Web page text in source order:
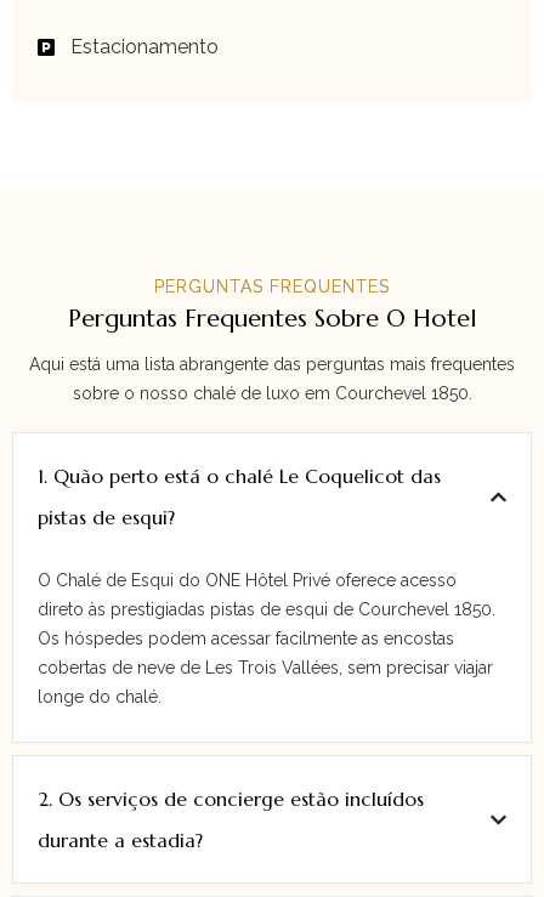
Estacionamento
PERGUNTAS FREQUENTES
Perguntas Frequentes Sobre O Hotel
Aqui está uma lista abrangente das perguntas mais frequentes
sobre o nosso chalé de luxo em Courchevel 1850.
1. Quão perto está o chalé Le Coquelicot das
pistas de esqui?
O Chalé de Esqui do ONE Hôtel Privé oferece acesso
direto às prestigiadas pistas de esqui de Courchevel 1850.
Os hóspedes podem acessar facilmente as encostas
cobertas de neve de Les Trois Vallées, sem precisar viajar
longe do chalé.
2. Os serviços de concierge estão incluídos
durante a estadia?